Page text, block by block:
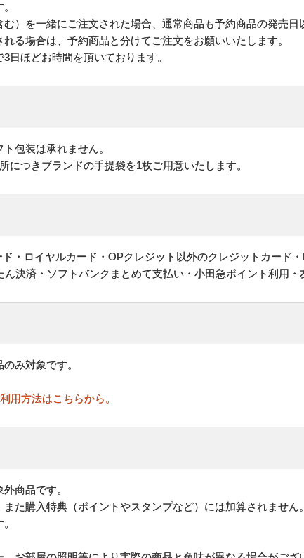
む）を一緒にご注文された場合、通常商品も予約商品の発売日
る場合は、予約商品と分けてご注文をお願いいたします。
日ほどお時間を頂いております。
包装は承れません。
につきブランドの手提袋を1枚ご用意いたします。
・ロイヤルカード・OPクレジット以外のクレジットカード
決済・ソフトバンクまとめて支払い・小田急ポイント利用
み対象です。
用方法はこちらから。
商品です。
た購入特典（ポイントやスタンプなど）には加算されません。